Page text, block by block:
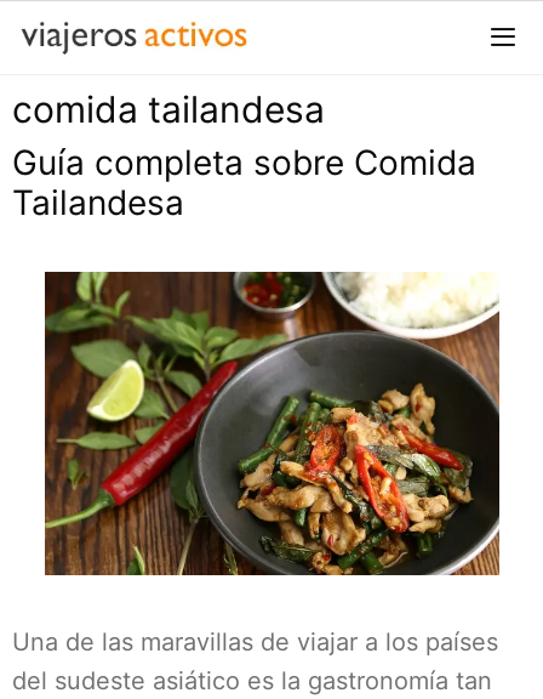
Saltar
contenido
comida tailandesa
Guía completa sobre Comida
Tailandesa
Una de las maravillas de viajar a los países
del sudeste asiático es la gastronomía tan